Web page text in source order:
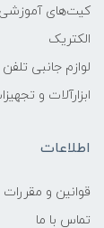
کیت‌های آموزشی
الکتریک
لوازم جانبی تلفن
ابزارآلات و
اطلاعات
قوانين و مقررات
تماس با ما